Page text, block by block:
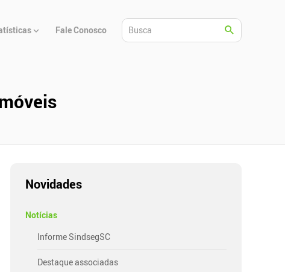
Fale Conosco
Novidades
Notícias
Informe SindsegSC
Destaque associadas